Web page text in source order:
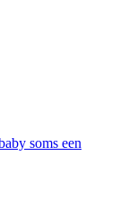
soms een